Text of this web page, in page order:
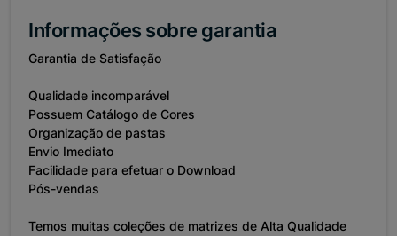
Informações sobre garantia
Garantia de Satisfação
Qualidade incomparável
Possuem Catálogo de Cores
Organização de pastas
Envio Imediato
Facilidade para efetuar o Download
Pós-vendas
Temos muitas coleções de matrizes de Alta Qualidade